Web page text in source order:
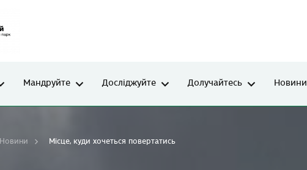
Мандруйте Досліджуйте Долучайтесь Новини
Новини Місце, куди хочеться повертатись